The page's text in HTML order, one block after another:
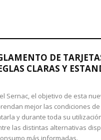
DE
CLARAS Y
Sernac, el objetivo de esta
mejor las condiciones
y durante toda su
las distintas alternativas
más informadas.